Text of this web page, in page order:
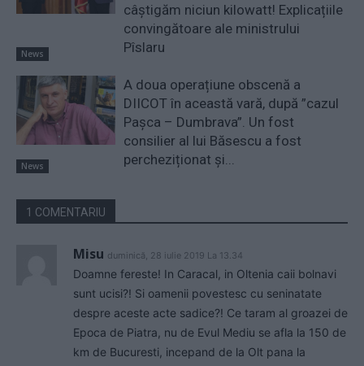
News
câștigăm niciun kilowatt! Explicațiile
convingătoare ale ministrului
Pîslaru
News
A doua operațiune obscenă a
DIICOT în această vară, după ”cazul
Pașca – Dumbrava”. Un fost
consilier al lui Băsescu a fost
percheziționat și...
1 COMENTARIU
Misu duminică, 28 iulie 2019 La 13.34
Doamne fereste! In Caracal, in Oltenia caii bolnavi
sunt ucisi?! Si oamenii povestesc cu seninatate
despre aceste acte sadice?! Ce taram al groazei de
Epoca de Piatra, nu de Evul Mediu se afla la 150 de
km de Bucuresti, incepand de la Olt pana la